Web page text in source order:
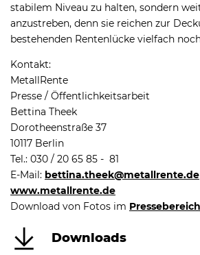
stabilem Niveau zu halten, sondern
anzustreben, denn sie reichen zur
bestehenden Rentenlücke vielfach
Kontakt:
MetallRente
Presse / Öffentlichkeitsarbeit
Bettina Theek
Dorotheenstraße 37
10117 Berlin
Tel.: 030 / 20 65 85 - 81
E-Mail: bettina.theek@metallrente.de
www.metallrente.de
Download von Fotos im Pressebereich
Downloads